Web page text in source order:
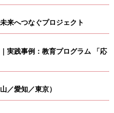
来へつなぐプロジェクト
実践事例：教育プログラム 「応
／愛知／東京）